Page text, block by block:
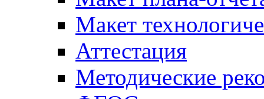
Макет
Аттестация
Методические